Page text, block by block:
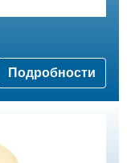
Подробности